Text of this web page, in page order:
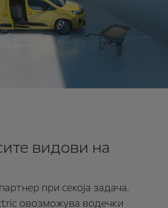
видови на
при секоја задача.
овозможува водечки